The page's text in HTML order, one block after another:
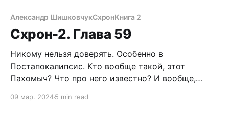
передвигался бы по городу не так открыто. А
может,
Александр ШишковчукСхронКнига 2
Схрон-2. Глава 59
Никому нельзя доверять. Особенно в
Постапокалипсис. Кто вообще такой, этот
Пахомыч? Что про него известно? И вообще,
знакомого, живущего в оккупированном городе,
09 мар. 20245 min read